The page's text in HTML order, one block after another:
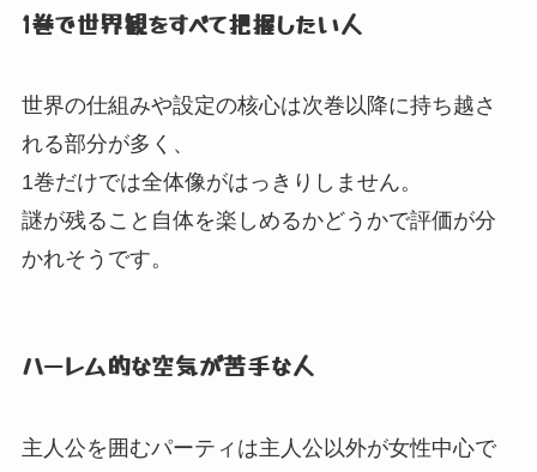
1巻で世界観をすべて把握したい人
世界の仕組みや設定の核心は次巻以降に持ち越さ
れる部分が多く、
1巻だけでは全体像がはっきりしません。
謎が残ること自体を楽しめるかどうかで評価が分
かれそうです。
ハーレム的な空気が苦手な人
主人公を囲むパーティは主人公以外が女性中心で